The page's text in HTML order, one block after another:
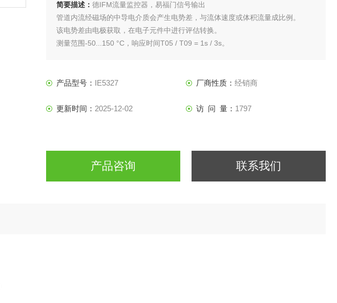
简要描述： 德IFM流量监控器，易福门信号输出
管道内流经磁场的中导电介质会产生电势差，与流体速度或体积流量成比例。
该电势差由电极获取，在电子元件中进行评估转换。
测量范围-50...150 °C，响应时间T05 / T09 = 1s / 3s。
产品型号： IE5327 厂商性质： 经销商
更新时间： 2025-12-02 访 问 量： 1797
产品咨询 联系我们